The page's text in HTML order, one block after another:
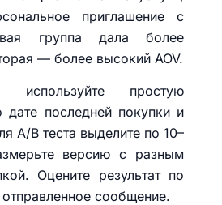
приглашение с
группа дала более
— более высокий AOV.
используйте простую
дате последней покупки и
A/B теста выделите по 10–
версию с разным
Оцените результат по
сообщение.